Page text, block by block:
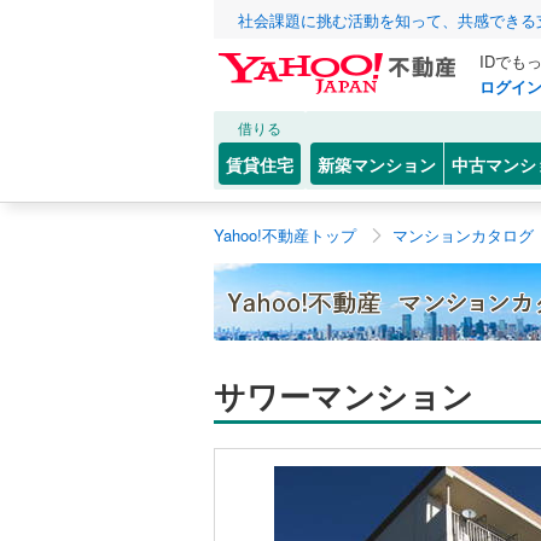
社会課題に挑む活動を知って、共感でき
IDでも
ログイン
借りる
賃貸住宅 新築マンション 中古マンシ
Yahoo!不動産トップ マンションカタログ
サワーマンション